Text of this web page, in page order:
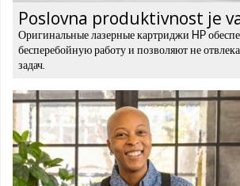
Poslovna produktivnost je
Оригинальные лазерные картриджи HP
бесперебойную работу и позволяют не
задач.